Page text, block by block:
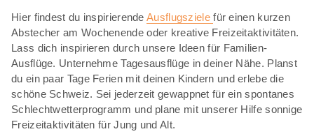
Hier findest du inspirierendeAusflugszielefür einen kurzen
Abstecher am Wochenende oder kreative Freizeitaktivitäten.
Lass dich inspirieren durch unsere Ideen für Familien-
Ausflüge. Unternehme Tagesausflüge in deiner Nähe. Planst
du ein paar Tage Ferien mit deinen Kindern und erlebe die
schöne Schweiz. Sei jederzeit gewappnet für ein spontanes
Schlechtwetterprogramm und plane mit unserer Hilfe sonnige
Freizeitaktivitäten für Jung und Alt.